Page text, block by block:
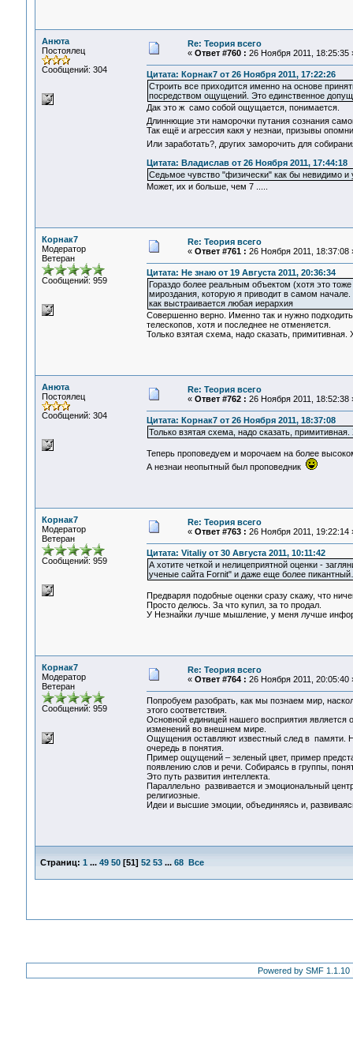
Анюта
Постоялец
Сообщений: 304
Re: Теория всего
« Ответ #760 : 26 Ноября 2011, 18:25:35
Цитата: Корнак7 от 26 Ноября 2011, 17:22:26
Строить все приходится именно на основе
посредством ощущений. Это единственное
Дак это ж само собой ощущается, понимается.
Длиннющие эти наморочки путания сознания
Так ещё и агрессия какя у незнаи, призывы
Или заработать?, других заморочить для
Цитата: Владислав от 26 Ноября 2011, 17:44:18
Седьмое чувство "физически" как бы невидимо и
Может, их и больше, чем 7 .....
Корнак7
Модератор
Ветеран
Сообщений: 959
Re: Теория всего
« Ответ #761 : 26 Ноября 2011, 18:37:08
Цитата: Не знаю от 19 Августа 2011, 20:36:34
Гораздо более реальным объектом (хотя это
мироздания, которую я приводит в самом
как выстраивается любая иерархия
Совершенно верно. Именно так и нужно
телескопов, хотя и последнее не отменяется.
Только взятая схема, надо сказать, примитивная.
Анюта
Постоялец
Сообщений: 304
Re: Теория всего
« Ответ #762 : 26 Ноября 2011, 18:52:38
Цитата: Корнак7 от 26 Ноября 2011, 18:37:08
Только взятая схема, надо сказать,
Теперь проповедуем и морочаем на более
А незнаи неопытный был проповедник
Корнак7
Модератор
Ветеран
Сообщений: 959
Re: Теория всего
« Ответ #763 : 26 Ноября 2011, 19:22:14
Цитата: Vitaliy от 30 Августа 2011, 10:11:42
А хотите четкой и нелицеприятной оценки -
ученые сайта Fornit" и даже еще более
Предваряя подобные оценки сразу скажу, что
Просто делюсь. За что купил, за то продал.
У Незнайки лучше мышление, у меня лучше
Корнак7
Модератор
Ветеран
Сообщений: 959
Re: Теория всего
« Ответ #764 : 26 Ноября 2011, 20:05:40
Попробуем разобрать, как мы познаем мир,
этого соответствия.
Основной единицей нашего восприятия
изменений во внешнем мире.
Ощущения оставляют известный след в памяти.
очередь в понятия.
Пример ощущений – зеленый цвет, пример
появлению слов и речи. Собираясь в группы,
Это путь развития интеллекта.
Параллельно развивается и эмоциональный
религиозные.
Идеи и высшие эмоции, объединяясь и,
Страниц: 1 ... 49 50[51] 52 53 ... 68 Все
Powered by SMF 1.1.10